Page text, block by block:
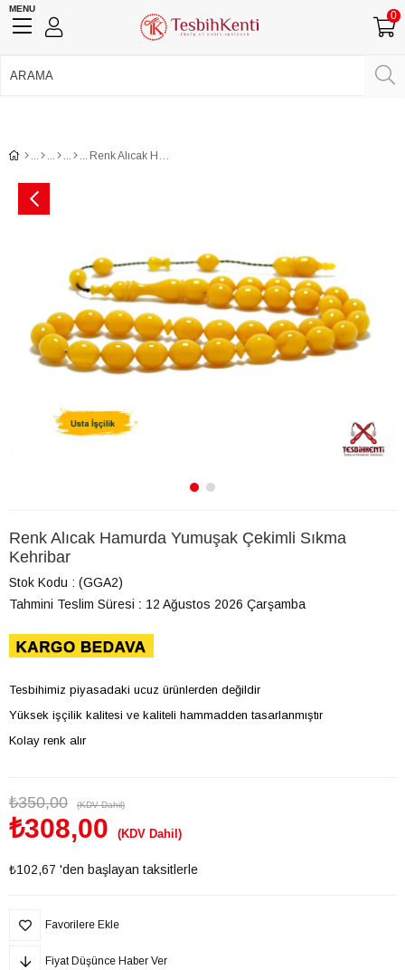
MENU
0
Renk Alıcak Hamurda Yumuşak Çekimli Sıkma Kehribar
Renk Alıcak Hamurda Yumuşak Çekimli Sıkma
Kehribar
Stok Kodu
(GGA2)
Tahmini Teslim Süresi : 12 Ağustos 2026 Çarşamba
Tesbihimiz piyasadaki ucuz ürünlerden değildir
Yüksek işçilik kalitesi ve kaliteli hammadden tasarlanmıştır
Kolay renk alır
₺350,00 (KDV Dahil)
₺308,00 (KDV Dahil)
₺102,67 'den başlayan taksitlerle
Favorilere Ekle
Fiyat Düşünce Haber Ver